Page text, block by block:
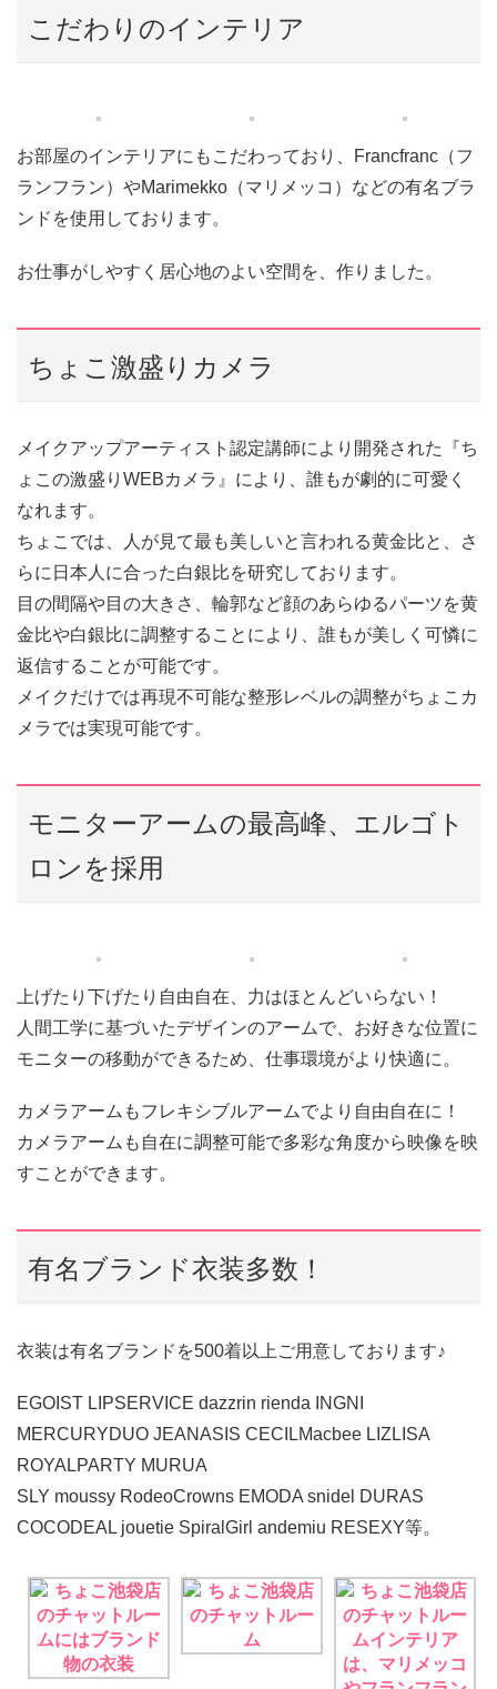
こだわりのインテリア
お部屋のインテリアにもこだわっており、Francfranc（フ
ランフラン）やMarimekko（マリメッコ）などの有名ブラ
ンドを使用しております。
お仕事がしやすく居心地のよい空間を、作りました。
ちょこ激盛りカメラ
メイクアップアーティスト認定講師により開発された『ち
ょこの激盛りWEBカメラ』により、誰もが劇的に可愛く
なれます。
ちょこでは、人が見て最も美しいと言われる黄金比と、さ
らに日本人に合った白銀比を研究しております。
目の間隔や目の大きさ、輪郭など顔のあらゆるパーツを黄
金比や白銀比に調整することにより、誰もが美しく可憐に
返信することが可能です。
メイクだけでは再現不可能な整形レベルの調整がちょこカ
メラでは実現可能です。
モニターアームの最高峰、エルゴト
ロンを採用
上げたり下げたり自由自在、力はほとんどいらない！
人間工学に基づいたデザインのアームで、お好きな位置に
モニターの移動ができるため、仕事環境がより快適に。
カメラアームもフレキシブルアームでより自由自在に！
カメラアームも自在に調整可能で多彩な角度から映像を映
すことができます。
有名ブランド衣装多数！
衣装は有名ブランドを500着以上ご用意しております♪
EGOIST LIPSERVICE dazzrin rienda INGNI
MERCURYDUO JEANASIS CECILMacbee LIZLISA
ROYALPARTY MURUA
SLY moussy RodeoCrowns EMODA snidel DURAS
COCODEAL jouetie SpiralGirl andemiu RESEXY等。